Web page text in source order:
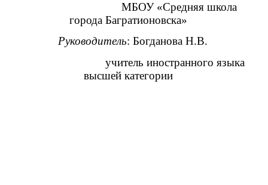
МБОУ «Средняя школа
города Багратионовска»
Руководитель: Богданова Н.В.
учитель иностранного языка
высшей категории